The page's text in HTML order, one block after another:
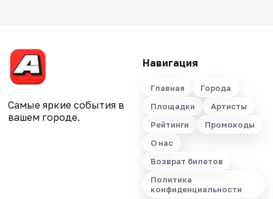
Самые яркие события в
вашем городе.
Навигация
Главная
Города
Площадки
Артисты
Рейтинги
Промокоды
О нас
Возврат билетов
Политика
конфиденциальности